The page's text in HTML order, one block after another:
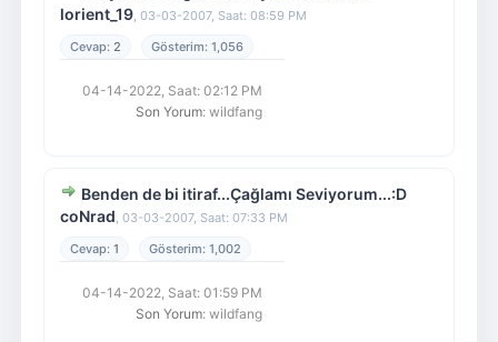
lorient_19, 03-03-2007, Saat: 08:59 PM
2
1,056
04-14-2022, Saat: 02:12 PM
Son Yorum: wildfang
Benden de bi itiraf...Çağlamı Seviyorum...:D
coNrad, 03-03-2007, Saat: 07:33 PM
1
1,002
04-14-2022, Saat: 01:59 PM
Son Yorum: wildfang